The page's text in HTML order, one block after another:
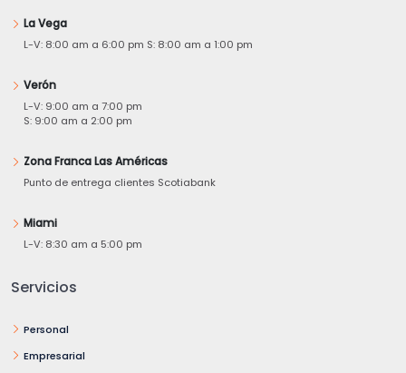
La Vega
L-V: 8:00 am a 6:00 pm S: 8:00 am a 1:00 pm
Verón
L-V: 9:00 am a 7:00 pm
S: 9:00 am a 2:00 pm
Zona Franca Las Américas
Punto de entrega clientes Scotiabank
Miami
L-V: 8:30 am a 5:00 pm
Servicios
Personal
Empresarial